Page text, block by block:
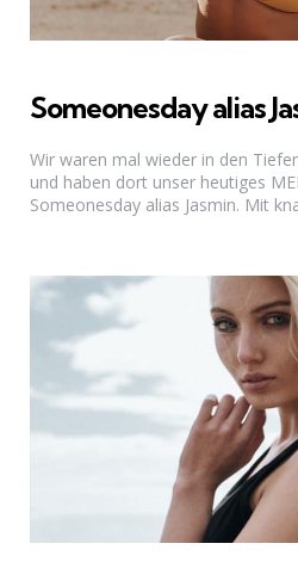
Someonesday alias
Wir waren mal wieder in den
und haben dort unser heutiges
Someonesday alias Jasmin. Mit